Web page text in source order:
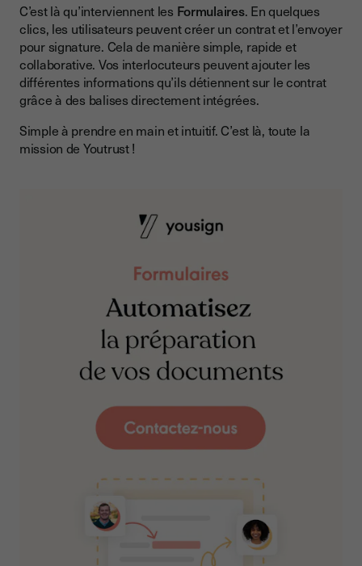
C’est là qu’interviennent les Formulaires. En quelques
clics, les utilisateurs peuvent créer un contrat et l’envoyer
pour signature. Cela de manière simple, rapide et
collaborative. Vos interlocuteurs peuvent ajouter les
différentes informations qu’ils détiennent sur le contrat
grâce à des balises directement intégrées.
Simple à prendre en main et intuitif. C’est là, toute la
mission de Youtrust !